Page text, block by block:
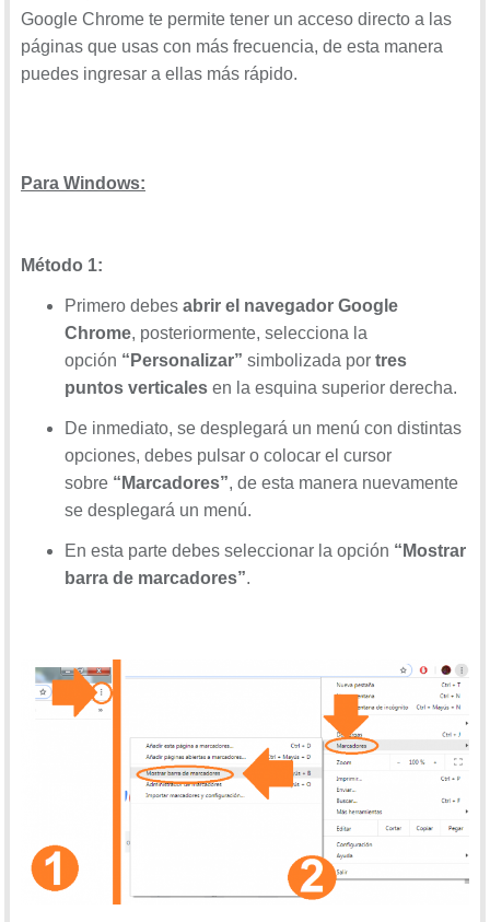
Google Chrome te permite tener un acceso directo a las
páginas que usas con más frecuencia, de esta manera
puedes ingresar a ellas más rápido.
Para Windows:
Método 1:
Primero debes abrir el navegador Google
Chrome, posteriormente, selecciona la
opción “Personalizar” simbolizada por tres
puntos verticales en la esquina superior derecha.
De inmediato, se desplegará un menú con distintas
opciones, debes pulsar o colocar el cursor
sobre “Marcadores”, de esta manera nuevamente
se desplegará un menú.
En esta parte debes seleccionar la opción “Mostrar
barra de marcadores”.